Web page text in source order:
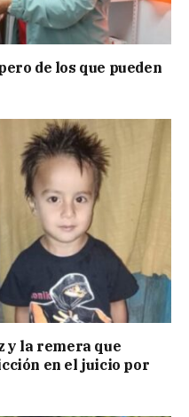
de los que pueden
y la remera que
en el juicio por